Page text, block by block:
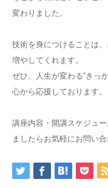
変わりました。
技術を身につけることは
増やしてくれます。
ぜひ、人生が変わる“きっ
心から応援しております。
講座内容・開講スケジュ
ましたらお気軽にお問い合